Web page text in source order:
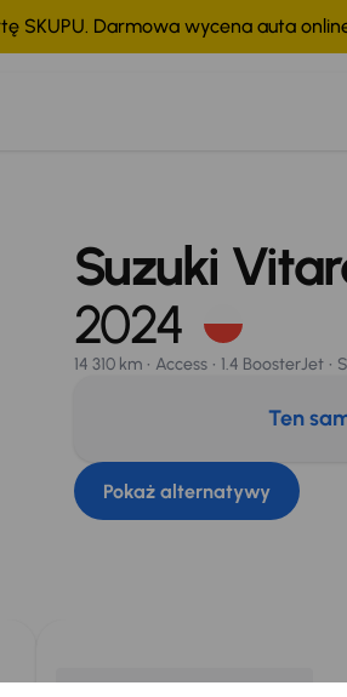
SKUPU. Darmowa wycena auta
Suzuki
2024
14 310 km Access 1.4 BoosterJet
Ten
Pokaż alternatywy